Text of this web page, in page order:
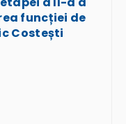
funcției de
Costești